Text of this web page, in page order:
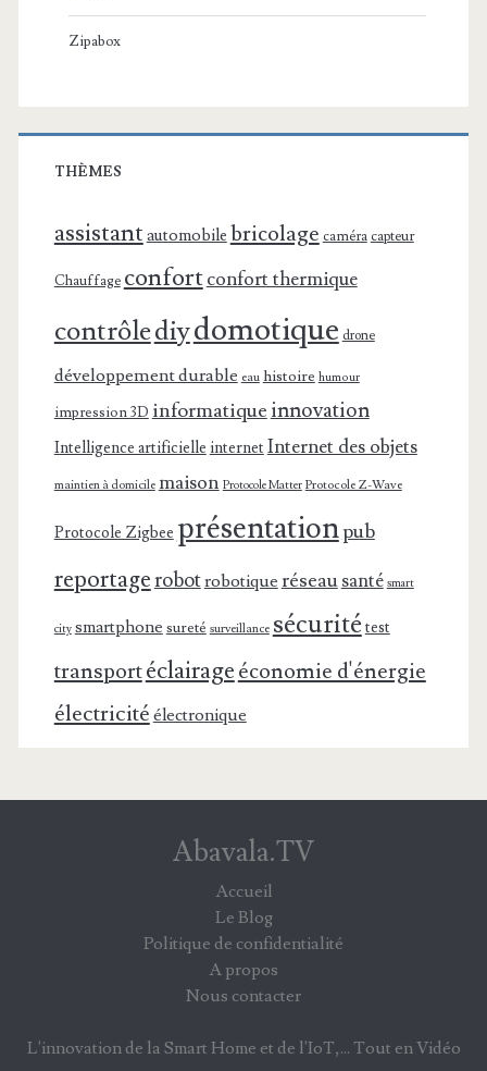
Zipabox
THÈMES
assistant automobile bricolage caméra capteur
Chauffage confortconfort thermique
contrôlediydomotique drone
développement durable eau histoire humour
impression 3D informatiqueinnovation
Intelligence artificielle internet Internet des objets
maintien à domicile maison Protocole Matter Protocole Z-Wave
Protocole Zigbee présentationpub
reportagerobotrobotique réseausanté smart
city smartphone sureté surveillance sécuritétest
transportéclairageéconomie d'énergie
électricité électronique
Abavala.TV
Accueil
Le Blog
Politique de confidentialité
A propos
Nous contacter
L'innovation de la Smart Home et de l'IoT,... Tout en Vidéo